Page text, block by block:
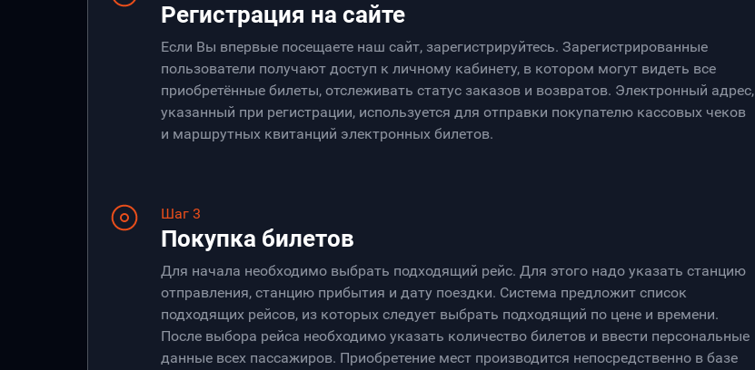
Регистрация на сайте
Если Вы впервые посещаете наш сайт, зарегистрируйтесь. Зарегистрированные
пользователи получают доступ к личному кабинету, в котором могут видеть все
приобретённые билеты, отслеживать статус заказов и возвратов. Электронный адрес,
указанный при регистрации, используется для отправки покупателю кассовых чеков
и маршрутных квитанций электронных билетов.
Шаг 3
Покупка билетов
Для начала необходимо выбрать подходящий рейс. Для этого надо указать станцию
отправления, станцию прибытия и дату поездки. Система предложит список
подходящих рейсов, из которых следует выбрать подходящий по цене и времени.
После выбора рейса необходимо указать количество билетов и ввести персональные
данные всех пассажиров. Приобретение мест производится непосредственно в базе